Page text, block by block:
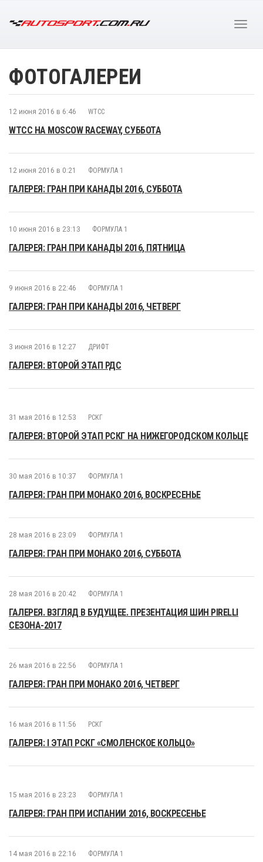
ФОТОГАЛЕРЕИ
12 июня 2016 в 6:46 WTCC
WTCC НА MOSCOW RACEWAY, СУББОТА
12 июня 2016 в 0:21 ФОРМУЛА 1
ГАЛЕРЕЯ: ГРАН ПРИ КАНАДЫ 2016, СУББОТА
10 июня 2016 в 23:13 ФОРМУЛА 1
ГАЛЕРЕЯ: ГРАН ПРИ КАНАДЫ 2016, ПЯТНИЦА
9 июня 2016 в 22:46 ФОРМУЛА 1
ГАЛЕРЕЯ: ГРАН ПРИ КАНАДЫ 2016, ЧЕТВЕРГ
3 июня 2016 в 12:27 ДРИФТ
ГАЛЕРЕЯ: ВТОРОЙ ЭТАП РДС
31 мая 2016 в 12:53 РСКГ
ГАЛЕРЕЯ: ВТОРОЙ ЭТАП РСКГ НА НИЖЕГОРОДСКОМ КОЛЬЦЕ
30 мая 2016 в 10:37 ФОРМУЛА 1
ГАЛЕРЕЯ: ГРАН ПРИ МОНАКО 2016, ВОСКРЕСЕНЬЕ
28 мая 2016 в 23:09 ФОРМУЛА 1
ГАЛЕРЕЯ: ГРАН ПРИ МОНАКО 2016, СУББОТА
28 мая 2016 в 20:42 ФОРМУЛА 1
ГАЛЕРЕЯ. ВЗГЛЯД В БУДУЩЕЕ. ПРЕЗЕНТАЦИЯ ШИН PIRELLI
СЕЗОНА-2017
26 мая 2016 в 22:56 ФОРМУЛА 1
ГАЛЕРЕЯ: ГРАН ПРИ МОНАКО 2016, ЧЕТВЕРГ
16 мая 2016 в 11:56 РСКГ
ГАЛЕРЕЯ: I ЭТАП РСКГ «СМОЛЕНСКОЕ КОЛЬЦО»
15 мая 2016 в 23:23 ФОРМУЛА 1
ГАЛЕРЕЯ: ГРАН ПРИ ИСПАНИИ 2016, ВОСКРЕСЕНЬЕ
14 мая 2016 в 22:16 ФОРМУЛА 1